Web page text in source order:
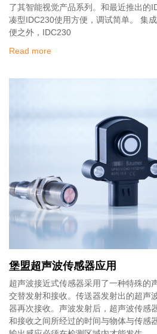
了其智能视觉产品系列。和最近推出的
凑型IDC230使用方便，调试简单。 集
便之外，IDC230
Read more
堡盟超声波传感器应用
超声波接近式传感器采用了一种特殊的
交替发射和接收。传送器发射出的超声
器再次接收。声波发射后，超声波传感
和接收之间所经过的时间与物体与传感